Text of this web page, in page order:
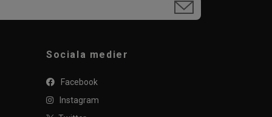
Sociala medier
Facebook
Instagram